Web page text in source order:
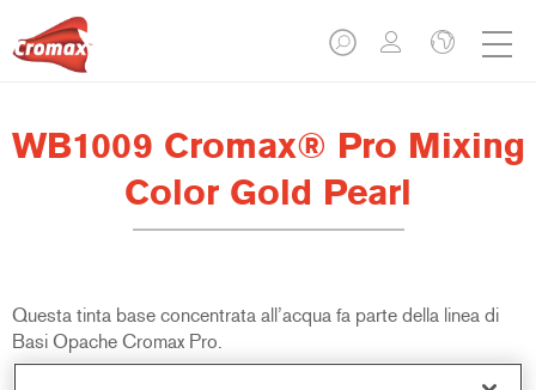
WB1009 Cromax® Pro Mixing
Color Gold Pearl
Questa tinta base concentrata all’acqua fa parte della linea di
Basi Opache Cromax Pro.